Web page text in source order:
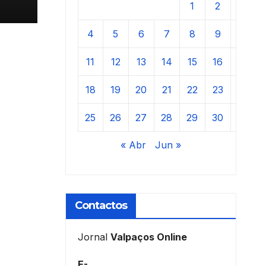
1 2
4 5 6 7 8 9
11 12 13 14 15 16
18 19 20 21 22 23
25 26 27 28 29 30
« Abr Jun »
Contactos
Jornal Valpaços Online